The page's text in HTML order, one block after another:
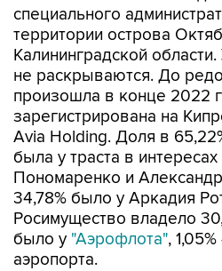
специального
территории острова
Калининградской
не раскрываются. До
произошла в конце 2022
зарегистрирована на
Avia Holding. Доля в
была у траста в
Пономаренко и
34,78% было у Аркадия
Росимущество владело
было у "Аэрофлота",
аэропорта.